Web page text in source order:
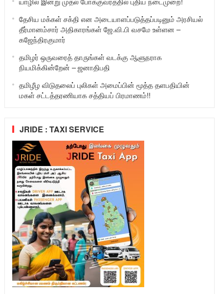
தேசிய மக்கள் சக்தி என அடையாளப்படுத்தப்படினும் அரசியல்
தீர்மானம்சார் அதிகாரங்கள் ஜே.வி.பி வசமே உள்ளன –
கஜேந்திரகுமார்
தமிழர் ஒருவரைத் தாருங்கள் வடக்கு ஆளுநராக
நியமிக்கின்றேன் – ஜனாதிபதி
தமிழீழ விடுதலைப் புலிகள் அமைப்பின் மூத்த தளபதியின்
மகள் சட்டத்தரணியாக சத்தியப் பிரமாணம்!!
JRIDE : TAXI SERVICE